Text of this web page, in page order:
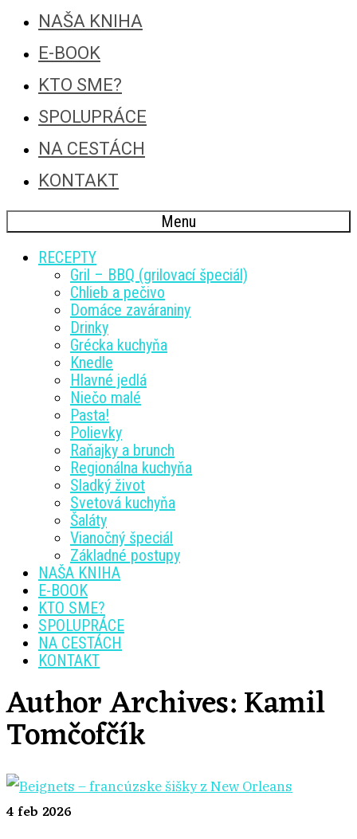
NAŠA KNIHA
E-BOOK
KTO SME?
SPOLUPRÁCE
NA CESTÁCH
KONTAKT
Menu
RECEPTY
Gril – BBQ (grilovací špeciál)
Chlieb a pečivo
Domáce zaváraniny
Drinky
Grécka kuchyňa
Knedle
Hlavné jedlá
Niečo malé
Pasta!
Polievky
Raňajky a brunch
Regionálna kuchyňa
Sladký život
Svetová kuchyňa
Šaláty
Vianočný špeciál
Základné postupy
NAŠA KNIHA
E-BOOK
KTO SME?
SPOLUPRÁCE
NA CESTÁCH
KONTAKT
Author Archives: Kamil
Tomčofčík
4 feb 2026